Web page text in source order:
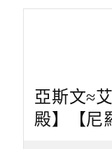
亞斯文≈
殿】【尼